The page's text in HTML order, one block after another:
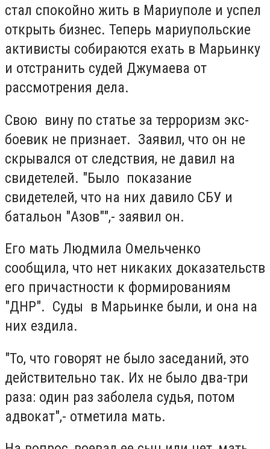
стал спокойно жить в Мариуполе и успел
открыть бизнес. Теперь мариупольские
активисты собираются ехать в Марьинку
и отстранить судей Джумаева от
рассмотрения дела.
Свою вину по статье за терроризм экс-
боевик не признает. Заявил, что он не
скрывался от следствия, не давил на
свидетелей. "Было показание
свидетелей, что на них давило СБУ и
батальон "Азов"",- заявил он.
Его мать Людмила Омельченко
сообщила, что нет никаких доказательств
его причастности к формированиям
"ДНР". Суды в Марьинке были, и она на
них ездила.
"То, что говорят не было заседаний, это
действительно так. Их не было два-три
раза: один раз заболела судья, потом
адвокат",- отметила мать.